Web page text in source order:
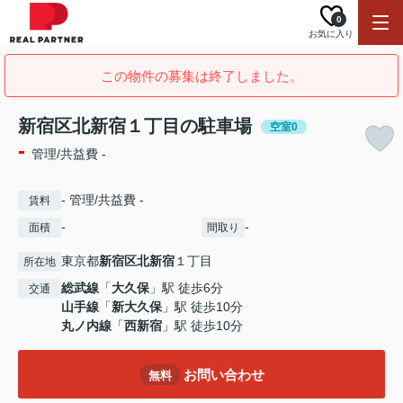
お気に入り
0
この物件の募集は終了しました。
新宿区北新宿１丁目の駐車場 空室0
- 管理/共益費 -
賃料 - 管理/共益費 -
面積 - 間取り -
所在地 東京都新宿区北新宿 １丁目
交通 総武線 「大久保 」駅 徒歩6分
山手線 「新大久保 」駅 徒歩10分
丸ノ内線 「西新宿 」駅 徒歩10分
無料 お問い合わせ